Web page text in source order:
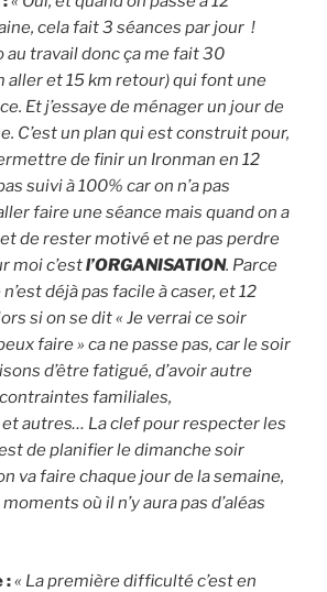
cela fait 3 séances par jour !
au travail donc ça me fait 30
aller et 15 km retour) qui font une
Et j’essaye de ménager un jour de
C’est un plan qui est construit pour,
de finir un Ironman en 12
suivi à 100% car on n’a pas
faire une séance mais quand on a
de rester motivé et ne pas perdre
moi c’estl’ORGANISATION. Parce
déjà pas facile à caser, et 12
si on se dit « Je verrai ce soir
faire » ca ne passe pas, car le soir
d’être fatigué, d’avoir autre
familiales,
autres… La clef pour respecter les
de planifier le dimanche soir
va faire chaque jour de la semaine,
où il n’y aura pas d’aléas
:« La première difficulté c’est en